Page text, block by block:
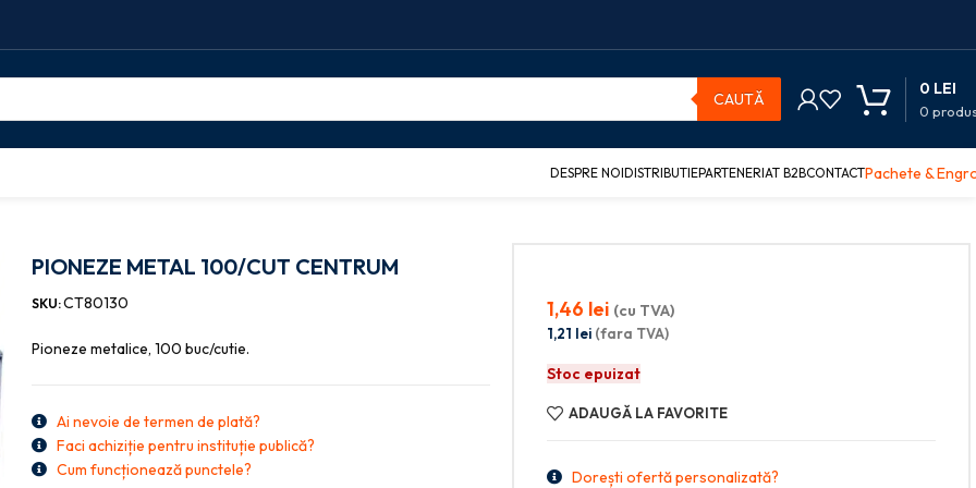
CAUTĂ
0
0 LEI
DESPRE NOIDISTRIBUTIEPARTENERIAT B2BCONTACTPachete &
PIONEZE METAL 100/CUT CENTRUM
SKU:CT80130
Pioneze metalice, 100 buc/cutie.
Ai nevoie de termen de plată?
Faci achiziție pentru instituție publică?
Cum funcționează punctele?
1,46 lei (cu TVA)
1,21 lei (fara TVA)
Stoc epuizat
ADAUGĂ LA FAVORITE
Dorești ofertă personalizată?